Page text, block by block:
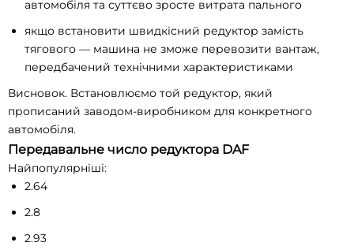
автомобіля та суттєво зросте витрата пального
якщо встановити швидкісний редуктор замість
тягового — машина не зможе перевозити вантаж,
передбачений технічними характеристиками
Висновок. Встановлюємо той редуктор, який
прописаний заводом-виробником для конкретного
автомобіля.
Передавальне число редуктора DAF
Найпопулярніші:
2.64
2.8
2.93